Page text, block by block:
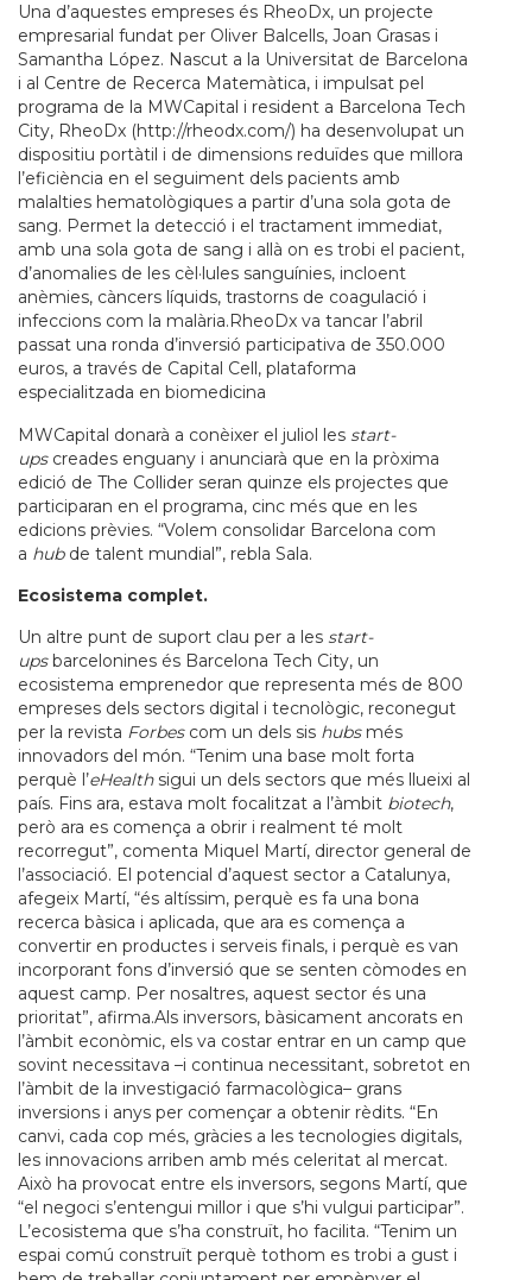
Una d’aquestes empreses és RheoDx, un projecte
empresarial fundat per Oliver Balcells, Joan Grasas i
Samantha López. Nascut a la Universitat de Barcelona
i al Centre de Recerca Matemàtica, i impulsat pel
programa de la MWCapital i resident a Barcelona Tech
City, RheoDx (http://rheodx.com/) ha desenvolupat un
dispositiu portàtil i de dimensions reduïdes que millora
l’eficiència en el seguiment dels pacients amb
malalties hematològiques a partir d’una sola gota de
sang. Permet la detecció i el tractament immediat,
amb una sola gota de sang i allà on es trobi el pacient,
d’anomalies de les cèl·lules sanguínies, incloent
anèmies, càncers líquids, trastorns de coagulació i
infeccions com la malària.RheoDx va tancar l’abril
passat una ronda d’inversió participativa de 350.000
euros, a través de Capital Cell, plataforma
especialitzada en biomedicina
MWCapital donarà a conèixer el juliol les start-
upscreades enguany i anunciarà que en la pròxima
edició de The Collider seran quinze els projectes que
participaran en el programa, cinc més que en les
edicions prèvies. “Volem consolidar Barcelona com
a hubde talent mundial”, rebla Sala.
Ecosistema complet.
Un altre punt de suport clau per a les start-
upsbarcelonines és Barcelona Tech City, un
ecosistema emprenedor que representa més de 800
empreses dels sectors digital i tecnològic, reconegut
per la revista Forbescom un dels sis hubsmés
innovadors del món. “Tenim una base molt forta
perquè l’eHealthsigui un dels sectors que més llueixi al
país. Fins ara, estava molt focalitzat a l’àmbit biotech,
però ara es comença a obrir i realment té molt
recorregut”, comenta Miquel Martí, director general de
l’associació. El potencial d’aquest sector a Catalunya,
afegeix Martí, “és altíssim, perquè es fa una bona
recerca bàsica i aplicada, que ara es comença a
convertir en productes i serveis finals, i perquè es van
incorporant fons d’inversió que se senten còmodes en
aquest camp. Per nosaltres, aquest sector és una
prioritat”, afirma.Als inversors, bàsicament ancorats en
l’àmbit econòmic, els va costar entrar en un camp que
sovint necessitava –i continua necessitant, sobretot en
l’àmbit de la investigació farmacològica– grans
inversions i anys per començar a obtenir rèdits. “En
canvi, cada cop més, gràcies a les tecnologies digitals,
les innovacions arriben amb més celeritat al mercat.
Això ha provocat entre els inversors, segons Martí, que
“el negoci s’entengui millor i que s’hi vulgui participar”.
L’ecosistema que s’ha construït, ho facilita. “Tenim un
espai comú construït perquè tothom es trobi a gust i